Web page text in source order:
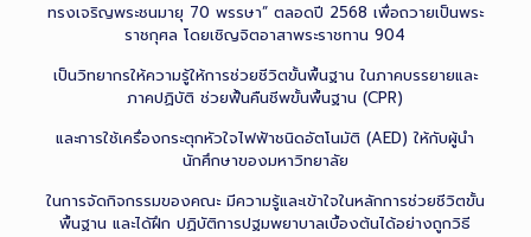
ทรงเจริญพระชนมายุ 70 พรรษา” ตลอดปี 2568 เพื่อถวายเป็นพระ
ราชกุศล โดยเชิญจิตอาสาพระราชทาน 904
เป็นวิทยากรให้ความรู้ให้การช่วยชีวิตขั้นพื้นฐาน ในภาคบรรยายและ
ภาคปฏิบัติ ช่วยฟื้นคืนชีพขั้นพื้นฐาน (CPR)
และการใช้เครื่องกระตุกหัวใจไฟฟ้าชนิดอัตโนมัติ (AED) ให้กับผู้นำ
นักศึกษาของมหาวิทยาลัย
ในการจัดกิจกรรมของคณะ มีความรู้และเข้าใจในหลักการช่วยชีวิตขั้น
พื้นฐาน และได้ฝึก ปฏิบัติการปฐมพยาบาลเบื้องต้นได้อย่างถูกวิธี